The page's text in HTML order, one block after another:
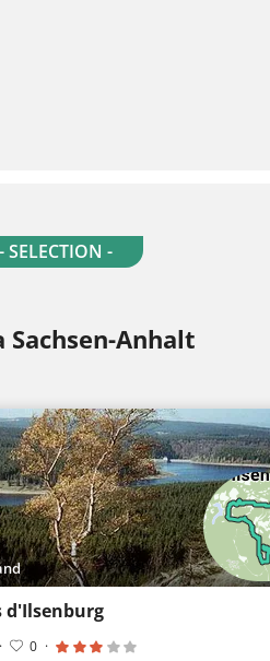
- SELECTION -
Sachsen-Anhalt
d'Ilsenburg
· 0 ·